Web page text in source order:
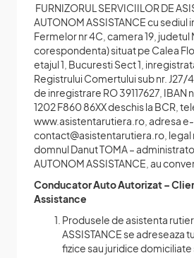
FURNIZORUL SERVICIILOR DE
AUTONOM ASSISTANCE cu sediul
Fermelor nr 4C, camera 19, judetul
corespondenta) situat pe Calea
etajul 1, Bucuresti Sect 1,
Registrului Comertului sub nr. J27/
de inregistrare RO 39117627, IBAN
1202 F860 86XX deschis la BCR,
www.asistentarutiera.ro, adresa
contact@asistentarutiera.ro,
domnul Danut TOMA –
AUTONOM ASSISTANCE, au
Conducator Auto Autorizat –
Assistance
Produsele de asistenta
ASSISTANCE se adreseaza
fizice sau juridice domiciliate